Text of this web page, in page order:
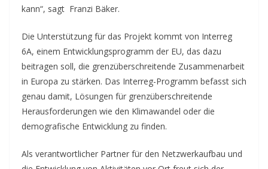
kann“, sagt Franzi Bäker.
Die Unterstützung für das Projekt kommt von Interreg
6A, einem Entwicklungsprogramm der EU, das dazu
beitragen soll, die grenzüberschreitende Zusammenarbeit
in Europa zu stärken. Das Interreg-Programm befasst sich
genau damit, Lösungen für grenzüberschreitende
Herausforderungen wie den Klimawandel oder die
demografische Entwicklung zu finden.
Als verantwortlicher Partner für den Netzwerkaufbau und